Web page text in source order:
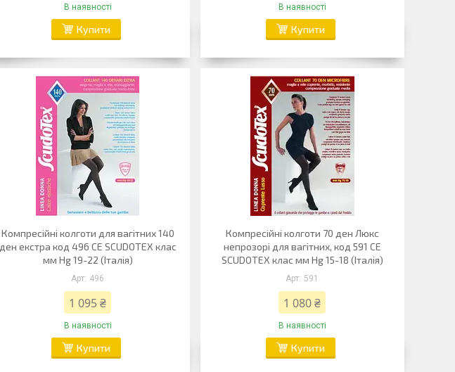
В наявності
Купити
В наявності
Купити
Компресійні колготи для вагітних 140
ден екстра код 496 CE SCUDOTEX клас
мм Hg 19-22 (Італія)
496
1 095 ₴
В наявності
Купити
Компресійні колготи 70 ден Люкс
непрозорі для вагітних, код 591 CE
SCUDOTEX клас мм Hg 15-18 (Італія)
591
1 080 ₴
В наявності
Купити